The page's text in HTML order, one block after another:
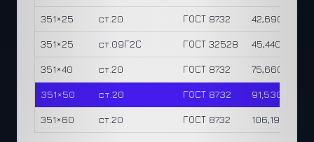
351×25 ст.20 ГОСТ 8732 42,690 ₽
351×25 ст.09Г2С ГОСТ 32528 45,440 ₽
351×40 ст.20 ГОСТ 8732 75,660 ₽
351×50 ст.20 ГОСТ 8732 91,530 ₽
351×60 ст.20 ГОСТ 8732 106,190 ₽